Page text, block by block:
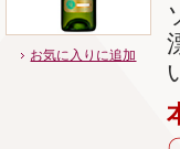
お気に入りに追加